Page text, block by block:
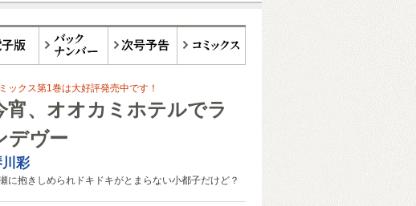
ックス第1巻は大好評発売中です！
宵、オオカミホテルでラ
デヴー
彩
に抱きしめられドキドキがとまらない小都子だけど？